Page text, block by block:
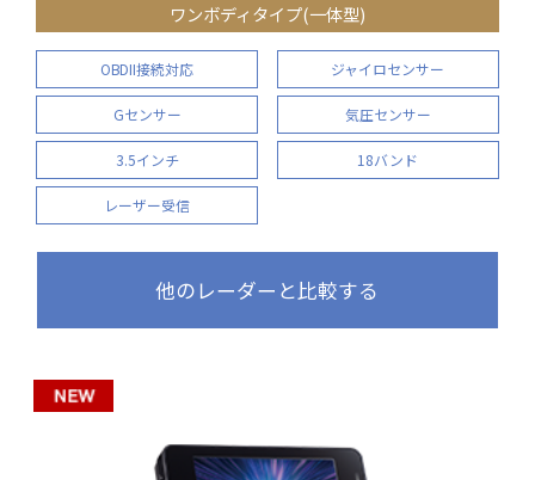
ワンボディタイプ(一体型)
OBDII接続対応 ジャイロセンサー
Gセンサー 気圧センサー
3.5インチ 18バンド
レーザー受信
他のレーダーと比較する